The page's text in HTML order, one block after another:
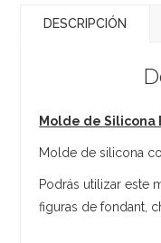
DESCRIPCIÓN
Molde de
Molde de silicona
Podrás utilizar este
figuras de fondant,